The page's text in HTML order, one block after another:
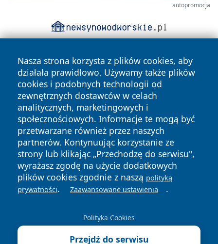
autopromocja
Nasza strona korzysta z plików cookies, aby
działała prawidłowo. Używamy także plików
cookies i podobnych technologii od
zewnętrznych dostawców w celach
analitycznych, marketingowych i
społecznościowych. Informacje te mogą być
przetwarzane również przez naszych
partnerów. Kontynuując korzystanie ze
strony lub klikając „Przechodzę do serwisu",
wyrażasz zgodę na użycie dodatkowych
plików cookies zgodnie z naszą polityką
prywatności. Zaawansowane ustawienia .
Polityka Cookies
Przejdź do serwisu
Copyright © 2026 oswieciminfo.pl Wszystkie prawa
zastrzeżone.
Autorzy
Polityka
Prywatności
Polityka
Cookies